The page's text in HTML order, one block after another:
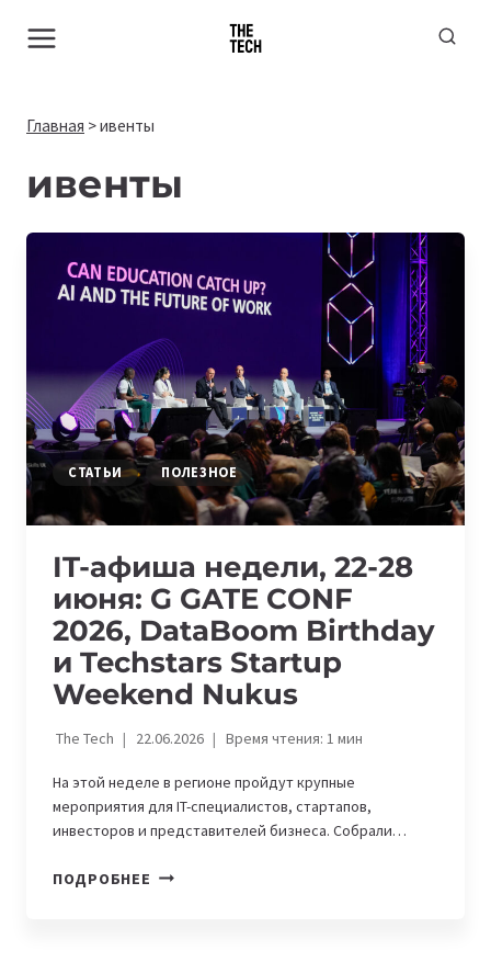
Главная >ивенты
ивенты
СТАТЬИ ПОЛЕЗНОЕ
IT-афиша недели, 22-28
июня: G GATE CONF
2026, DataBoom Birthday
и Techstars Startup
Weekend Nukus
The Tech 22.06.2026 Время чтения: 1мин
На этой неделе в регионе пройдут крупные
мероприятия для IT-специалистов, стартапов,
инвесторов и представителей бизнеса. Собрали…
ПОДРОБНЕЕ IT-